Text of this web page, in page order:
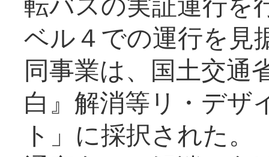
ベル４での運行を見
同事業は、国土交通
白』解消等リ・デザ
ト」に採択された